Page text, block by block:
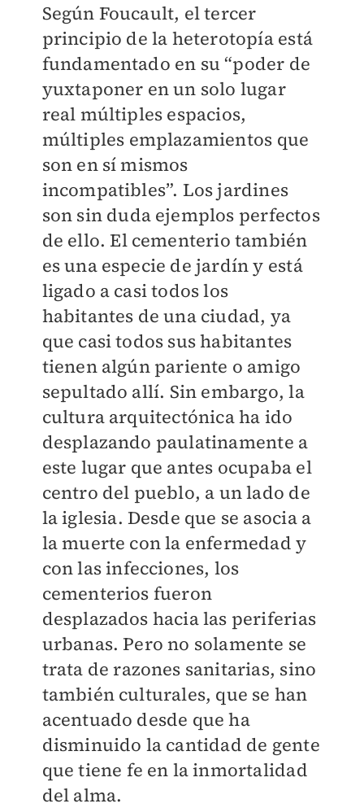
Según Foucault, el tercer
principio de la heterotopía está
fundamentado en su “poder de
yuxtaponer en un solo lugar
real múltiples espacios,
múltiples emplazamientos que
son en sí mismos
incompatibles”. Los jardines
son sin duda ejemplos perfectos
de ello. El cementerio también
es una especie de jardín y está
ligado a casi todos los
habitantes de una ciudad, ya
que casi todos sus habitantes
tienen algún pariente o amigo
sepultado allí. Sin embargo, la
cultura arquitectónica ha ido
desplazando paulatinamente a
este lugar que antes ocupaba el
centro del pueblo, a un lado de
la iglesia. Desde que se asocia a
la muerte con la enfermedad y
con las infecciones, los
cementerios fueron
desplazados hacia las periferias
urbanas. Pero no solamente se
trata de razones sanitarias, sino
también culturales, que se han
acentuado desde que ha
disminuido la cantidad de gente
que tiene fe en la inmortalidad
del alma.